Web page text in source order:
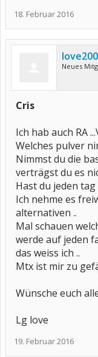
18. Februar 2016
Neues
Cris
Ich hab auch RA
Welches pulver
Nimmst du die
verträgst du es
Hast du jeden tag
Ich nehme es
alternativen ..
Mal schauen
werde auf jeden
das weiss ich ..
Mtx ist mir zu
Wünsche euch
Lg love
19. Februar 2016